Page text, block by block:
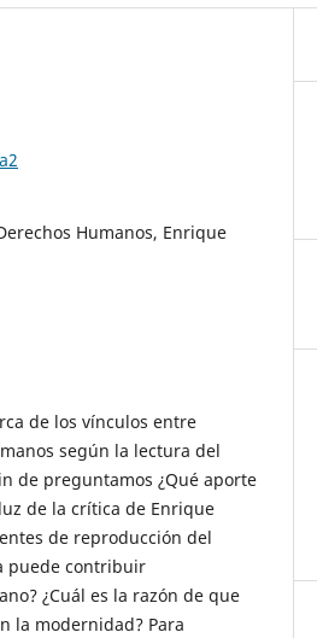
Humanos, Enrique
de los vínculos entre
según la lectura del
de preguntamos ¿Qué aporte
de la crítica de Enrique
de reproducción del
puede contribuir
¿Cuál es la razón de que
la modernidad? Para